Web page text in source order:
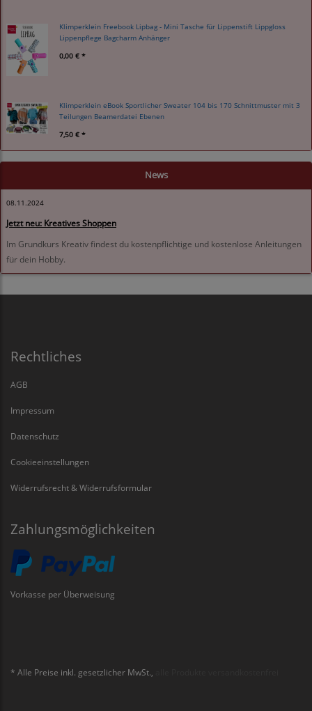
Klimperklein Freebook Lipbag - Mini Tasche für Lippenstift Lippgloss
Lippenpflege Bagcharm Anhänger
0,00 € *
Klimperklein eBook Sportlicher Sweater 104 bis 170 Schnittmuster mit 3
Teilungen Beamerdatei Ebenen
7,50 € *
News
08.11.2024
Jetzt neu: Kreatives Shoppen
Im Grundkurs Kreativ findest du kostenpflichtige und kostenlose Anleitungen
für dein Hobby.
Rechtliches
AGB
Impressum
Datenschutz
Cookieeinstellungen
Widerrufsrecht & Widerrufsformular
Zahlungsmöglichkeiten
Vorkasse per Überweisung
* Alle Preise inkl. gesetzlicher MwSt.,